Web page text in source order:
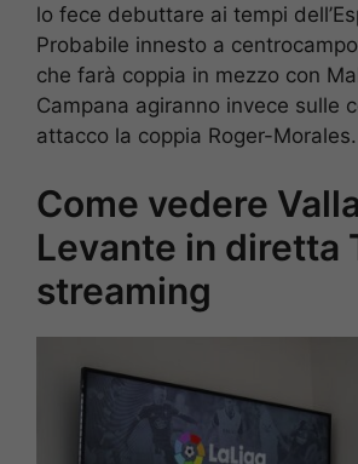
lo fece debuttare ai tempi
Probabile innesto a
che farà coppia in mezzo con
Campana agiranno invece sulle
attacco la coppia Roger-Morales.
Come vedere
Levante in diretta
streaming